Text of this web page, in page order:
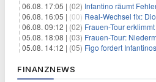
06.08. 17:05 | (02) Infantino räumt Fehler
06.08. 16:05 | (00) Real-Wechsel fix:
06.08. 09:12 | (02) Frauen-Tour erklimmt
05.08. 18:08 | (03) Frauen-Tour:
05.08. 14:12 | (05) Figo fordert Infantinos
FINANZNEWS